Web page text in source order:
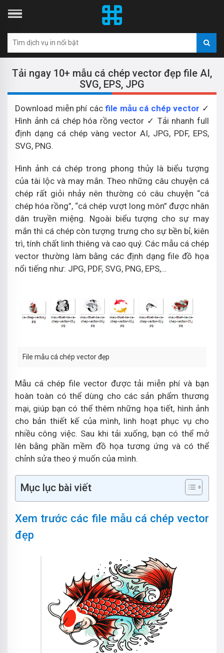
Tải ngay 10+ mẫu cá chép vector đẹp file AI,
SVG, EPS, JPG
Download miễn phí cácfile mẫu cá chép vector ✓
Hình ảnh cá chép hóa rồng vector ✓ Tải nhanh full
định dạng cá chép vàng vector AI, JPG, PDF, EPS,
SVG, PNG.
Hình ảnh cá chép trong phong thủy là biểu tượng
của tài lộc và may mắn. Theo những câu chuyện cá
chép rất giỏi nhảy nên thường có câu chuyện “cá
chép hóa rồng”, “cá chép vượt long môn” được nhân
dân truyền miệng. Ngoài biểu tượng cho sự may
mắn thì cá chép còn tượng trưng cho sự bền bỉ, kiên
trì, tính chất linh thiêng và cao quý. Các mẫu cá chép
vector thường làm bằng các định dạng file đồ họa
nổi tiếng như: JPG, PDF, SVG, PNG, EPS,…
File mẫu cá chép vector đẹp
Mẫu cá chép file vector được tải miễn phí và bạn
hoàn toàn có thể dùng cho các sản phẩm thương
mại, giúp bạn có thể thêm những họa tiết, hình ảnh
cho bản thiết kế của mình, linh hoạt phục vụ cho
nhiều công việc. Sau khi tải xuống, bạn có thể mở
lên bằng phần mềm đồ họa tương ứng và có thể
chỉnh sửa theo ý muốn của mình.
Mục lục bài viết
Xem trước các file mẫu cá chép vector
đẹp